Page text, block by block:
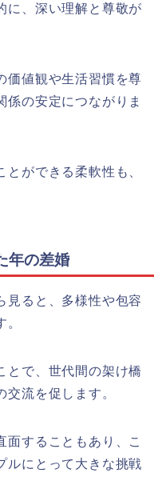
に、深い理解と尊敬が
価値観や生活習慣を尊
係の安定につながりま
とができる柔軟性も、
年の差婚
見ると、多様性や包容
とで、世代間の架け橋
流を促します。
面することもあり、こ
ルにとって大きな挑戦